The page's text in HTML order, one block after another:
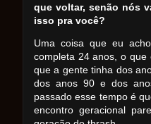
que voltar, senão nós
isso pra você?
Uma coisa que eu
completa 24 anos, o que
que a gente tinha dos
dos anos 90 e dos
passado esse tempo é
encontro geracional